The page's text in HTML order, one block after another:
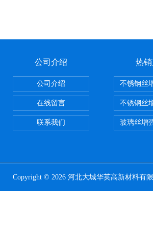
公司介绍
公司介绍
在线留言
联系我们
热
不锈钢丝
不锈钢丝
玻璃丝增
Copyright © 2026 河北大城华英高新材料有